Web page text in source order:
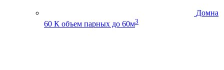
Домна
60 К объем парных до 60м3